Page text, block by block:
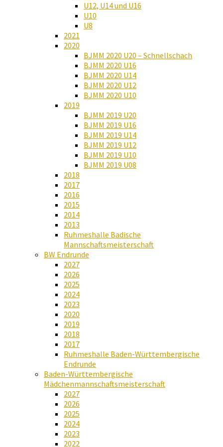
U12, U14 und U16
U10
U8
2021
2020
BJMM 2020 U20 – Schnellschach
BJMM 2020 U16
BJMM 2020 U14
BJMM 2020 U12
BJMM 2020 U10
2019
BJMM 2019 U20
BJMM 2019 U16
BJMM 2019 U14
BJMM 2019 U12
BJMM 2019 U10
BJMM 2019 U08
2018
2017
2016
2015
2014
2013
Ruhmeshalle Badische
Mannschaftsmeisterschaft
BW Endrunde
2027
2026
2025
2024
2023
2020
2019
2018
2017
Ruhmeshalle Baden-Württembergische
Endrunde
Baden-Württembergische
Mädchenmannschaftsmeisterschaft
2027
2026
2025
2024
2023
2022